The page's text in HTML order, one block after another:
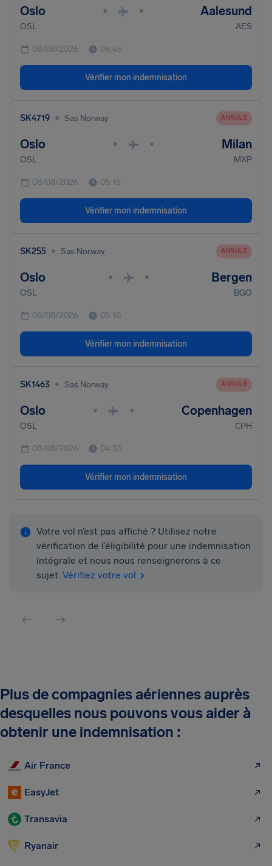
Oslo • • Aalesund
OSL AES
08/08/2026 06:45
Vérifier mon indemnisation
SK4719 • Sas Norway ANNULÉ
Oslo • • Milan
OSL MXP
08/08/2026 05:15
Vérifier mon indemnisation
SK255 • Sas Norway ANNULÉ
Oslo • • Bergen
OSL BGO
08/08/2026 05:10
Vérifier mon indemnisation
SK1463 • Sas Norway ANNULÉ
Oslo • • Copenhagen
OSL CPH
08/08/2026 04:55
Vérifier mon indemnisation
Votre vol n’est pas affiché ? Utilisez notre
vérification de l’éligibilité pour une indemnisation
intégrale et nous nous renseignerons à ce
sujet. Vérifiez votre vol
Plus de compagnies aériennes auprès
desquelles nous pouvons vous aider à
obtenir une indemnisation :
Air France
EasyJet
Transavia
Ryanair